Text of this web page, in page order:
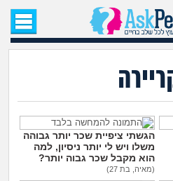
עמוד הבית
שאלות חדשות
שאלות שעוררו עניין
עצות חדשות
הגשתי ציפיית שכר יותר גבוהה
משלו ויש לי יותר ניסיון, למה
הוא מקבל שכר גבוה יותר?
(מאיה, בת 27)